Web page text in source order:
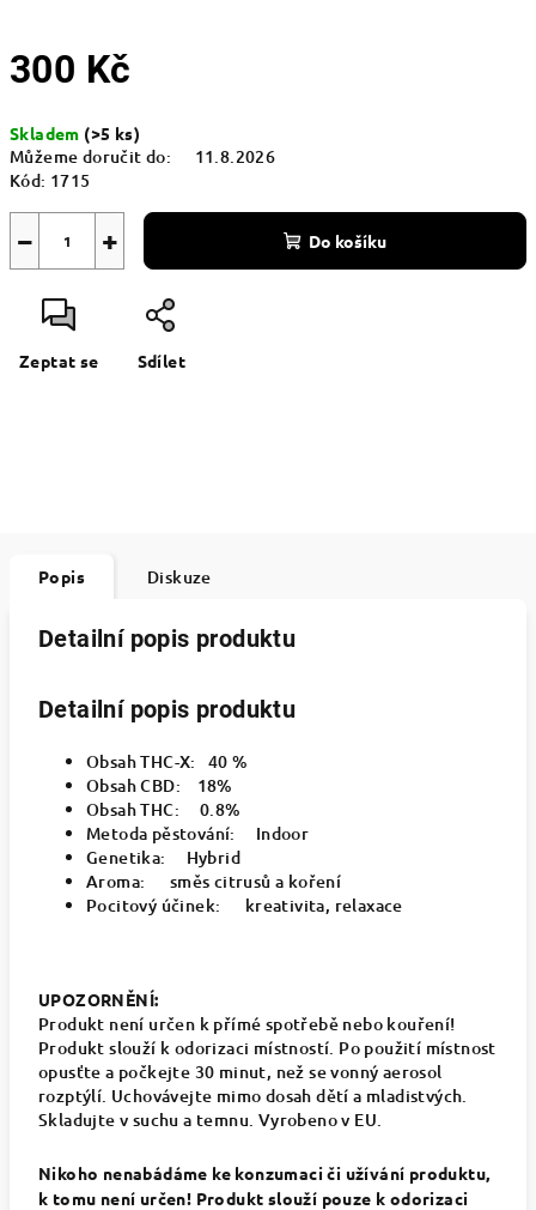
300 Kč
cena:
Skladem (>5 ks)
Můžeme doručit do:
11.8.2026
Kód: 1715
+
− Do košíku
Zeptat se Sdílet
Popis Diskuze
Detailní popis produktu
Detailní popis produktu
Obsah THC-X: 40 %
Obsah CBD: 18%
Obsah THC: 0.8%
Metoda pěstování: Indoor
Genetika: Hybrid
Aroma: směs citrusů a koření
Pocitový účinek: kreativita, relaxace
UPOZORNĚNÍ:
Produkt není určen k přímé spotřebě nebo kouření!
Produkt slouží k odorizaci místností. Po použití místnost
opusťte a počkejte 30 minut, než se vonný aerosol
rozptýlí. Uchovávejte mimo dosah dětí a mladistvých.
Skladujte v suchu a temnu. Vyrobeno v EU.
Nikoho nenabádáme ke konzumaci či užívání produktu,
k tomu není určen! Produkt slouží pouze k odorizaci